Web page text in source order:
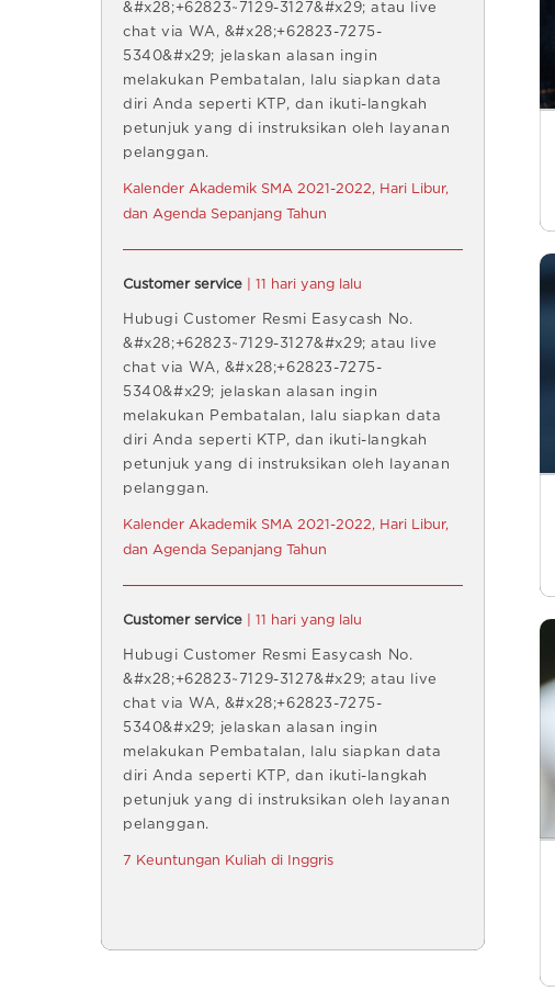
&#x28;+62823~7129-3127&#x29; atau live
chat via WA, &#x28;+62823-7275-
5340&#x29; jelaskan alasan ingin
melakukan Pembatalan, lalu siapkan data
diri Anda seperti KTP, dan ikuti-langkah
petunjuk yang di instruksikan oleh layanan
pelanggan.
Kalender Akademik SMA 2021-2022, Hari Libur,
dan Agenda Sepanjang Tahun
Customer service | 11 hari yang lalu
Hubugi Customer Resmi Easycash No.
&#x28;+62823~7129-3127&#x29; atau live
chat via WA, &#x28;+62823-7275-
5340&#x29; jelaskan alasan ingin
melakukan Pembatalan, lalu siapkan data
diri Anda seperti KTP, dan ikuti-langkah
petunjuk yang di instruksikan oleh layanan
pelanggan.
Kalender Akademik SMA 2021-2022, Hari Libur,
dan Agenda Sepanjang Tahun
Customer service | 11 hari yang lalu
Hubugi Customer Resmi Easycash No.
&#x28;+62823~7129-3127&#x29; atau live
chat via WA, &#x28;+62823-7275-
5340&#x29; jelaskan alasan ingin
melakukan Pembatalan, lalu siapkan data
diri Anda seperti KTP, dan ikuti-langkah
petunjuk yang di instruksikan oleh layanan
pelanggan.
7 Keuntungan Kuliah di Inggris